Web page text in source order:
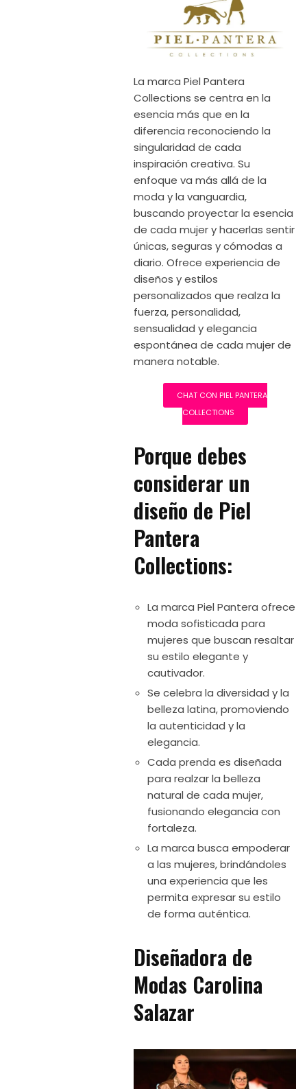
La marca Piel Pantera
Collections se centra en la
esencia más que en la
diferencia reconociendo la
singularidad de cada
inspiración creativa. Su
enfoque va más allá de la
moda y la vanguardia,
buscando proyectar la esencia
de cada mujer y hacerlas sentir
únicas, seguras y cómodas a
diario. Ofrece experiencia de
diseños y estilos
personalizados que realza la
fuerza, personalidad,
sensualidad y elegancia
espontánea de cada mujer de
manera notable.
CHAT CON PIEL PANTERA
COLLECTIONS
Porque debes
considerar un
diseño de Piel
Pantera
Collections:
La marca Piel Pantera ofrece
moda sofisticada para
mujeres que buscan resaltar
su estilo elegante y
cautivador.
Se celebra la diversidad y la
belleza latina, promoviendo
la autenticidad y la
elegancia.
Cada prenda es diseñada
para realzar la belleza
natural de cada mujer,
fusionando elegancia con
fortaleza.
La marca busca empoderar
a las mujeres, brindándoles
una experiencia que les
permita expresar su estilo
de forma auténtica.
Diseñadora de
Modas Carolina
Salazar